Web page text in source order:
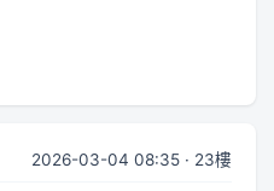
2026-03-04 08:35 · 23樓